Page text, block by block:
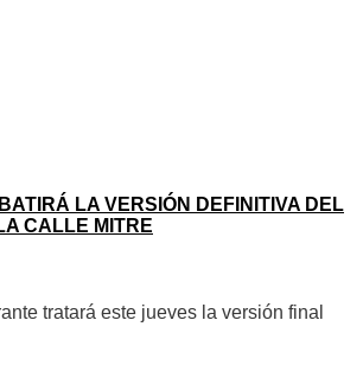
LA VERSIÓN DEFINITIVA DEL
CALLE MITRE
tratará este jueves la versión final